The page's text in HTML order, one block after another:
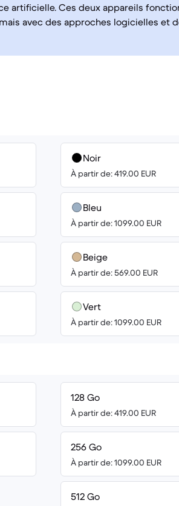
artificielle. Ces deux appareils
avec des approches logicielles et
Noir
À partir de: 419.00 EUR
Bleu
À partir de: 1099.00 EUR
Beige
À partir de: 569.00 EUR
Vert
À partir de: 1099.00 EUR
128 Go
À partir de: 419.00 EUR
256 Go
À partir de: 1099.00 EUR
512 Go